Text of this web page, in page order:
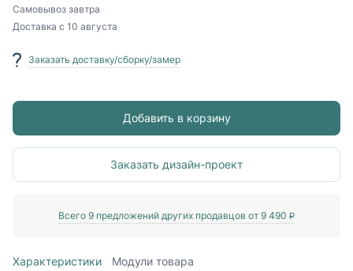
Самовывоз завтра
Доставка с 10 августа
Заказать доставку/сборку/замер
Добавить в корзину
Заказать дизайн-проект
Всего 9 предложений других продавцов от 9 490 P
Характеристики Модули товара